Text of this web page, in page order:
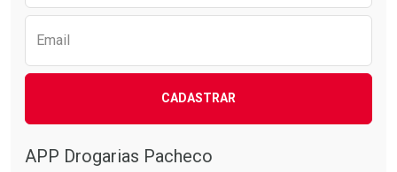
Email
CADASTRAR
APP Drogarias Pacheco